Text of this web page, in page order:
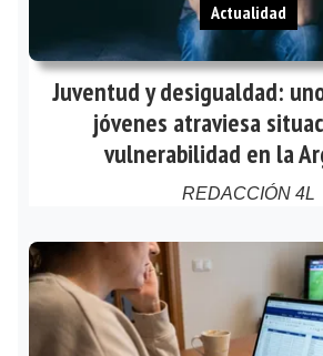
Juventud y desigualdad:
jóvenes atraviesa
vulnerabilidad en la
REDACCIÓN 4L
Actualidad